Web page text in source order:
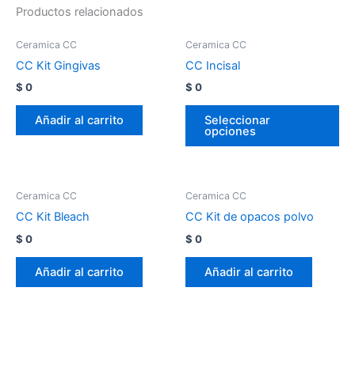
Productos relacionados
Ceramica CC
CC Kit Gingivas
$ 0
Añadir al carrito
Ceramica CC
CC Incisal
$ 0
Seleccionar
opciones
Ceramica CC
CC Kit Bleach
$ 0
Añadir al carrito
Ceramica CC
CC Kit de opacos polvo
$ 0
Añadir al carrito